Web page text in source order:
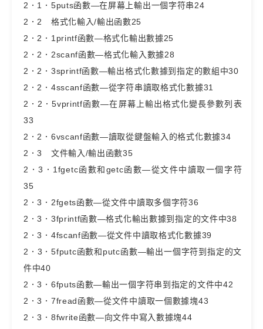
2．1．5puts函數—在屏幕上輸出一個字符串24
2．2 格式化輸入/輸出函數25
2．2．1printf函數—格式化輸出數據25
2．2．2scanf函數—格式化輸入數據28
2．2．3sprintf函數—輸出格式化數據到指定的數組中30
2．2．4sscanf函數—從字符串讀取格式化數據31
2．2．5vprintf函數—在屏幕上輸出格式化變長參數列表
33
2．2．6vscanf函數—讀取從鍵盤輸入的格式化數據34
2．3 文件輸入/輸出函數35
2．3．1fgetc函數和getc函數—從文件中讀取一個字符
35
2．3．2fgets函數—從文件中讀取多個字符36
2．3．3fprintf函數—格式化輸出數據到指定的文件中38
2．3．4fscanf函數—從文件中讀取格式化數據39
2．3．5fputc函數和putc函數—輸出一個字符到指定的文
件中40
2．3．6fputs函數—輸出一個字符串到指定的文件中42
2．3．7fread函數—從文件中讀取一個數據塊43
2．3．8fwrite函數—向文件中寫入數據塊44